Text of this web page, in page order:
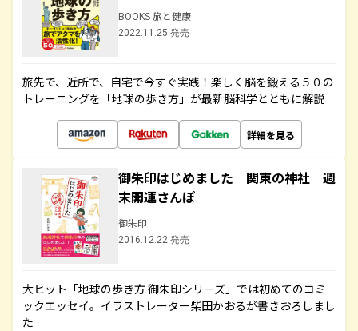
BOOKS 旅と健康
2022.11.25 発売
旅先で、近所で、自宅で今すぐ実践！楽しく脳を鍛える５０の
トレーニングを「地球の歩き方」が最新脳科学とともに解説
詳細を見る
御朱印はじめました 関東の神社 週
末開運さんぽ
御朱印
2016.12.22 発売
大ヒット「地球の歩き方 御朱印シリーズ」では初めてのコミ
ックエッセイ。イラストレーター柴田かおるが書きおろしまし
た